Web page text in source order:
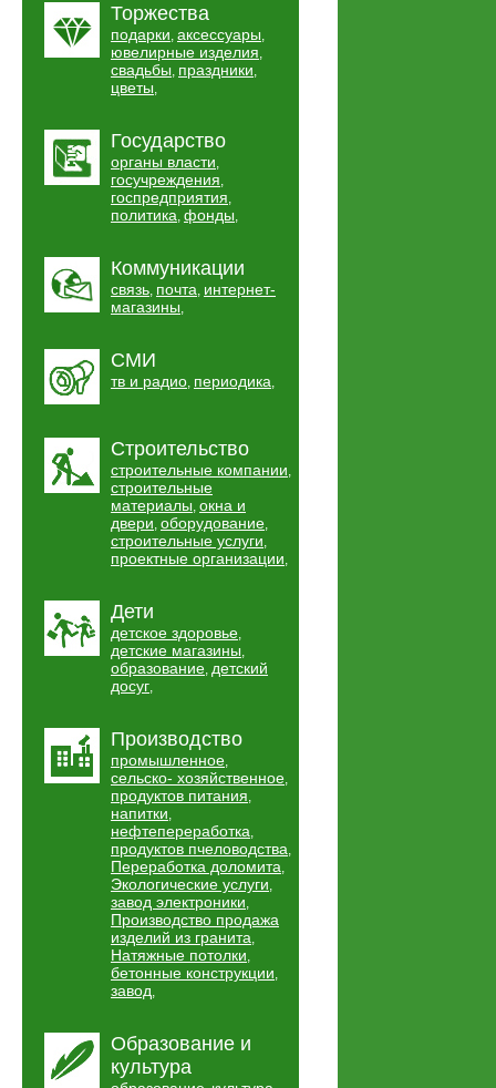
Торжества
подарки, аксессуары,
ювелирные изделия,
свадьбы, праздники,
цветы,
Государство
органы власти,
госучреждения,
госпредприятия,
политика, фонды,
Коммуникации
связь, почта, интернет-
магазины,
СМИ
тв и радио, периодика,
Строительство
строительные компании,
строительные
материалы, окна и
двери, оборудование,
строительные услуги,
проектные организации,
Дети
детское здоровье,
детские магазины,
образование, детский
досуг,
Производство
промышленное,
сельско- хозяйственное,
продуктов питания,
напитки,
нефтепереработка,
продуктов пчеловодства,
Переработка доломита,
Экологические услуги,
завод электроники,
Производство продажа
изделий из гранита,
Натяжные потолки,
бетонные конструкции,
завод,
Образование и
культура